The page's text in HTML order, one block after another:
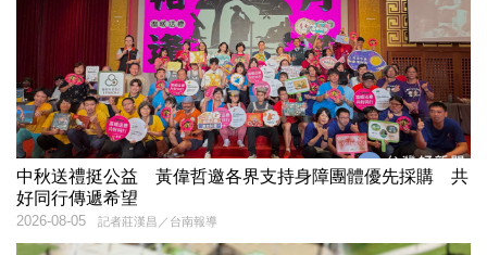
中秋送禮挺公益 黃偉哲邀各界支持身障團體優先採購 共
好同行傳遞希望
記者莊漢昌／台南報導
2026-08-05